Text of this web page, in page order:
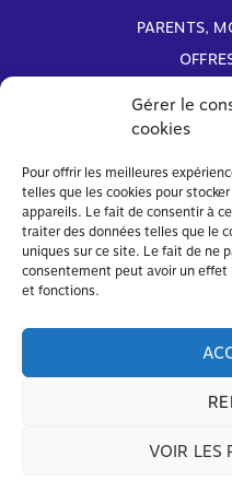
Gérer le
cookies
Pour offrir les meilleures
telles que les cookies pour
appareils. Le fait de consentir à
traiter des données telles que le
uniques sur ce site. Le fait de ne
consentement peut avoir un
et fonctions.
VOIR LES
PARENTS,
Avec
© FAPEO 2026